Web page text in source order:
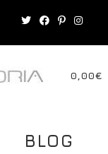
0,00€
BLOG